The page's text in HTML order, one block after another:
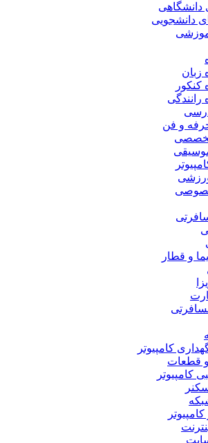
دانشگاهی
دانشجویی
زبان
کنکور
رانندگی
و فن
و قطار
کامپیوتر
و قطعات
کامپیوتر